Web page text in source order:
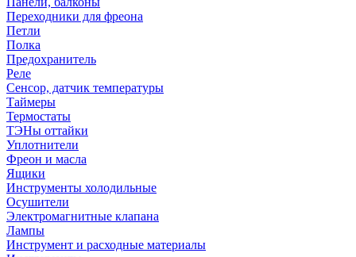
Переходники для фреона
Петли
Полка
Предохранитель
Реле
Сенсор, датчик температуры
Таймеры
Термостаты
ТЭНы оттайки
Уплотнители
Фреон и масла
Ящики
Инструменты холодильные
Осушители
Электромагнитные клапана
Лампы
Инструмент и расходные материалы